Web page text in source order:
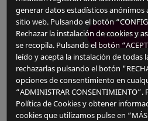
PRODUCT
You might
generar datos estadísticos anónimos
sitio web. Pulsando el botón
Rechazar la instalación de cookies y
se recopila. Pulsando el botón
leído y acepta la instalación de todas
rechazarlas pulsando el botón
opciones de consentimiento en
“ADMINISTRAR
Política de Cookies y obtener
cookies que utilizamos pulse en